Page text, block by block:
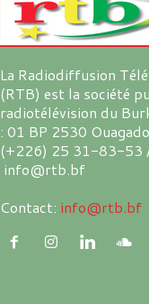
La Radiodiffusion
(RTB) est la société
radiotélévision du
: 01 BP 2530
(+226) 25 31-83-53
info@rtb.bf
Contact: info@rtb.bf